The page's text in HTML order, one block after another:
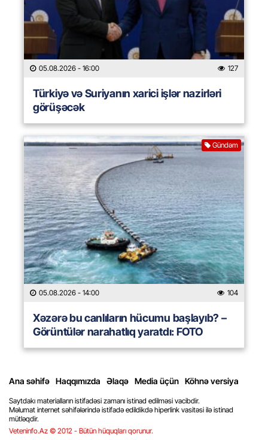
05.08.2026 - 16:00 127
Türkiyə və Suriyanın xarici işlər nazirləri
görüşəcək
Gündəm
05.08.2026 - 14:00 104
Xəzərə bu canlıların hücumu başlayıb? –
Görüntülər narahatlıq yaratdı: FOTO
Ana səhifə Haqqımızda Əlaqə Media üçün Köhnə versiya
Saytdakı materialların istifadəsi zamanı istinad edilməsi vacibdir.
Məlumat internet səhifələrində istifadə edildikdə hiperlink vasitəsi ilə istinad
mütləqdir.
Veteninfo.Az © 2012 - Bütün hüquqları qorunur.